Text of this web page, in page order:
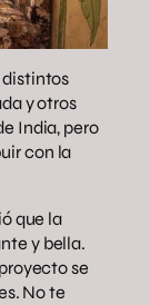
distintos
y otros
India, pero
con la
que la
y bella.
se
No te